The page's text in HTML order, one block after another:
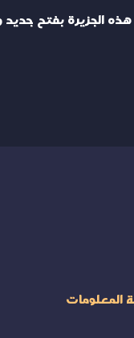
الجزيرة بفتح
المعلومات